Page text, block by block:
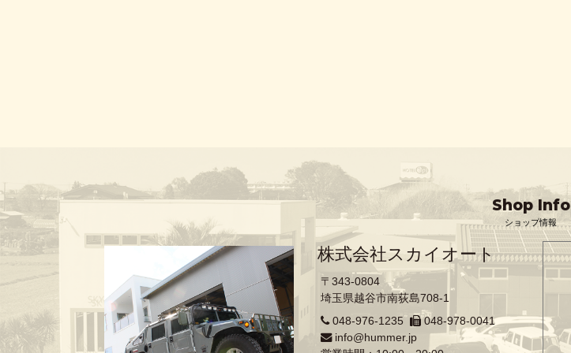
Shop Info
ショップ情報
株式会社スカイオート
〒343-0804
埼玉県越谷市南荻島708-1
048-976-1235
048-978-0041
info@hummer.jp